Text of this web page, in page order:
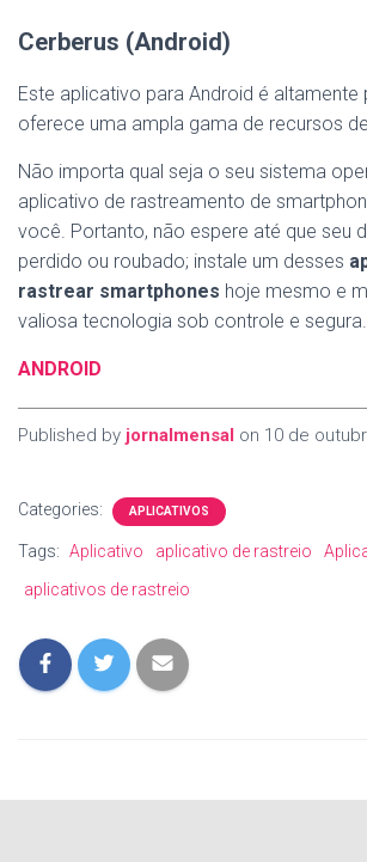
Cerberus (Android)
Este aplicativo para Android é altamente
oferece uma ampla gama de recursos
Não importa qual seja o seu sistema
aplicativo de rastreamento de
você. Portanto, não espere até que seu
perdido ou roubado; instale um desses
rastrear smartphones hoje mesmo e
valiosa tecnologia sob controle e segura.
ANDROID
Published by jornalmensal on 10 de
Categories: APLICATIVOS
Tags: Aplicativo aplicativo de rastreio
aplicativos de rastreio